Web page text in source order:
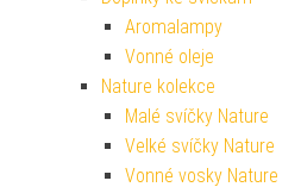
Aromalampy
Vonné oleje
Nature kolekce
Malé svíčky Nature
Velké svíčky Nature
Vonné vosky Nature